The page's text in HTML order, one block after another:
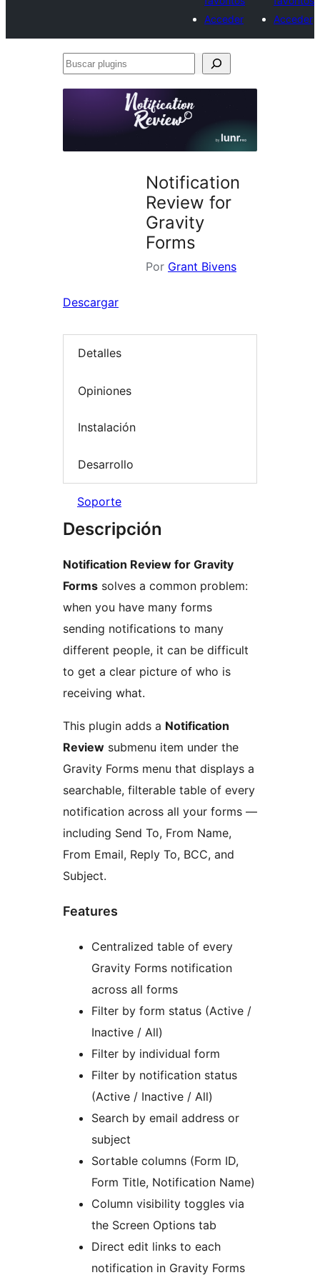
Acceder
Acceder
Buscar
Notification
Review for
Gravity
Forms
Por Grant Bivens
Descargar
Detalles
Opiniones
Instalación
Desarrollo
Soporte
Descripción
Notification Review for Gravity
Forms solves a common problem:
when you have many forms
sending notifications to many
different people, it can be difficult
to get a clear picture of who is
receiving what.
This plugin adds a Notification
Review submenu item under the
Gravity Forms menu that displays a
searchable, filterable table of every
notification across all your forms —
including Send To, From Name,
From Email, Reply To, BCC, and
Subject.
Features
Centralized table of every
Gravity Forms notification
across all forms
Filter by form status (Active /
Inactive / All)
Filter by individual form
Filter by notification status
(Active / Inactive / All)
Search by email address or
subject
Sortable columns (Form ID,
Form Title, Notification Name)
Column visibility toggles via
the Screen Options tab
Direct edit links to each
notification in Gravity Forms